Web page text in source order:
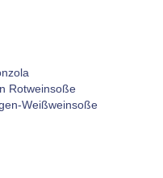
Rotweinsoße
Weißweinsoße